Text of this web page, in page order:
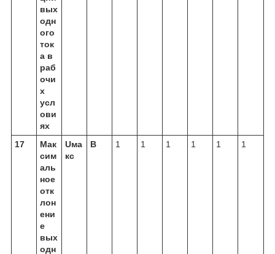
вых
одн
ого
ток
а в
раб
очи
х
усл
ови
ях
17
Мак
сим
аль
ное
отк
лон
ени
е
вых
одн
Uма
кс
В 1 1 1 1 1 1